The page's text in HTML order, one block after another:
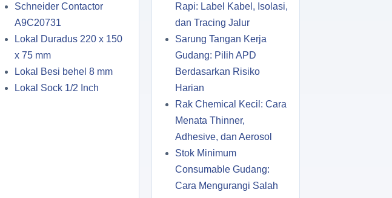
Schneider Contactor
A9C20731
Lokal Duradus 220 x 150
x 75 mm
Lokal Besi behel 8 mm
Lokal Sock 1/2 Inch
Rapi: Label Kabel, Isolasi,
dan Tracing Jalur
Sarung Tangan Kerja
Gudang: Pilih APD
Berdasarkan Risiko
Harian
Rak Chemical Kecil: Cara
Menata Thinner,
Adhesive, dan Aerosol
Stok Minimum
Consumable Gudang:
Cara Mengurangi Salah